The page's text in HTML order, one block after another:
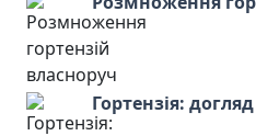
Гортензія: